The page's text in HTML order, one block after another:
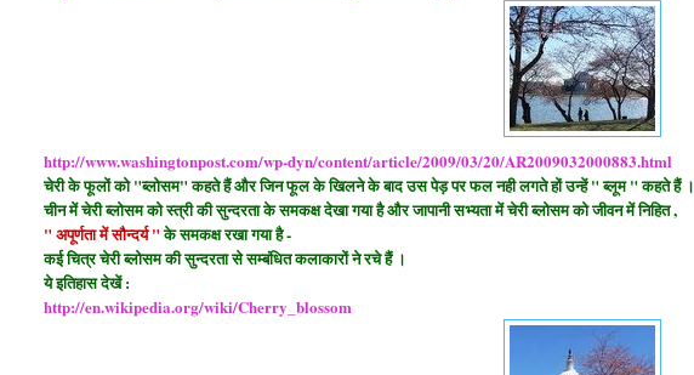
http://www.washingtonpost.com/wp-dyn/content/article/2009/03/20/AR2009032000883.html
चेरी के फूलों को "ब्लोसम" कहते हैं और जिन फूल के खिलने के बाद उस पेड़ पर फल नही लगते हों उन्हें " ब्लूम " कहते हैं ।
चीन में चेरी ब्लोसम को स्त्री की सुन्दरता के समकक्ष देखा गया है और जापानी सभ्यता में चेरी ब्लोसम को जीवन में निहित ,
" अपूर्णता में सौन्दर्य "के समकक्ष रखा गया है -
कई चित्र चेरी ब्लोसम की सुन्दरता से सम्बंधित कलाकारों ने रचे हैं ।
ये इतिहास देखें :
http://en.wikipedia.org/wiki/Cherry_blossom